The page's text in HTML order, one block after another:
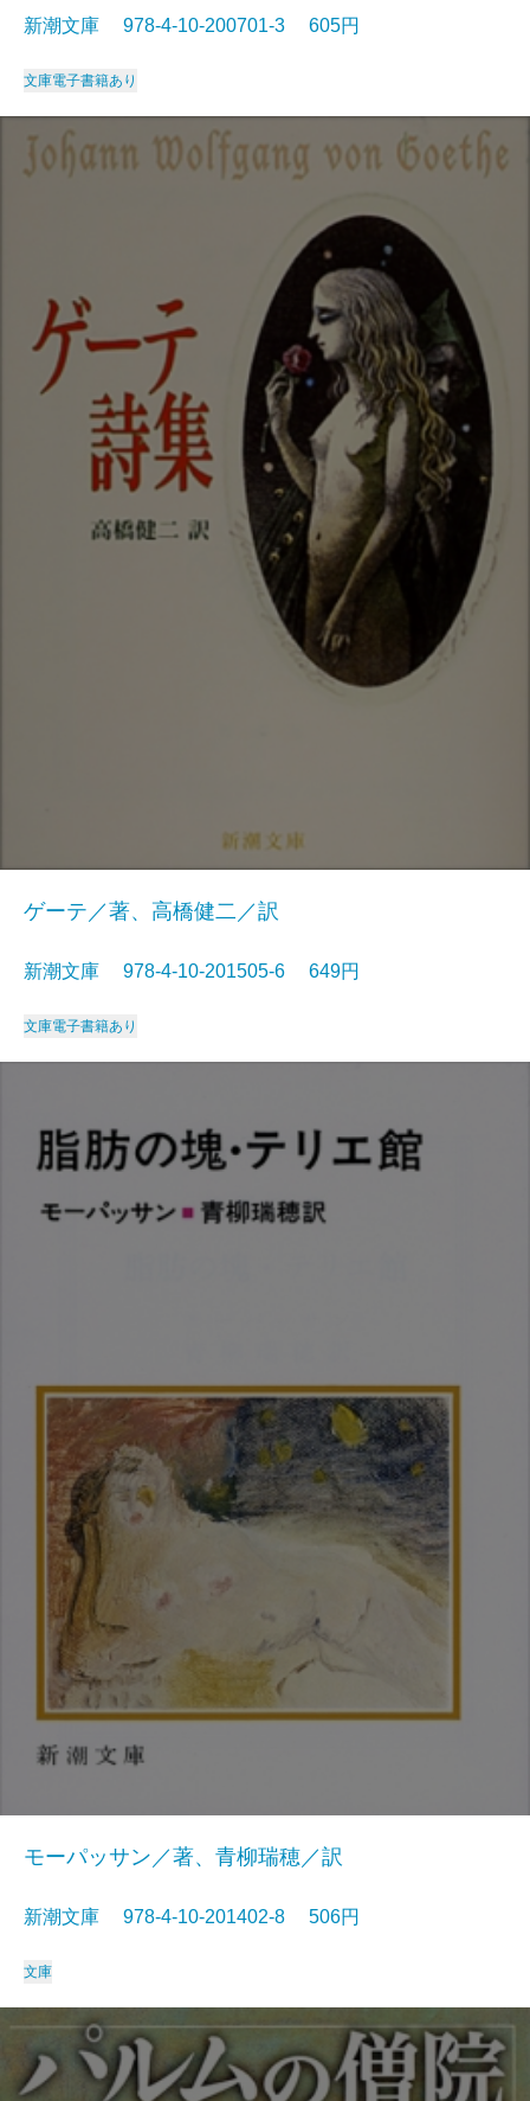
新潮文庫 978-4-10-200701-3 605円
文庫電子書籍あり
ゲーテ／著、高橋健二／訳
新潮文庫 978-4-10-201505-6 649円
文庫電子書籍あり
モーパッサン／著、青柳瑞穂／訳
新潮文庫 978-4-10-201402-8 506円
文庫